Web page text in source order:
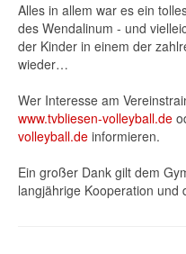
Alles in allem war es ein
des Wendalinum - und
der Kinder in einem der
wieder…
Wer Interesse am
www.tvbliesen-volleyball.de
volleyball.de informieren.
Ein großer Dank gilt dem
langjährige Kooperation und